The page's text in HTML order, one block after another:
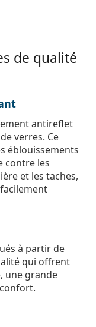
de qualité
antireflet
verres. Ce
éblouissements
contre les
et les taches,
à partir de
qui offrent
une grande